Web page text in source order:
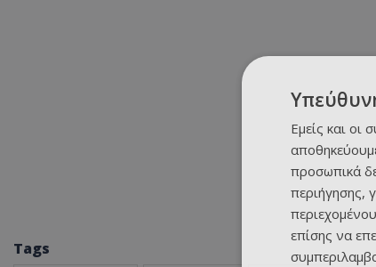
Tags
Εμείς και οι
προσωπικά
περιήγησης,
επίσης να